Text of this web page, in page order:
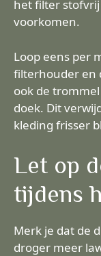
het filter
voorkomen.
Loop eens per
filterhouder en
ook de
doek. Dit
kleding frisser
Let op
tijdens
Merk je dat de
droger meer